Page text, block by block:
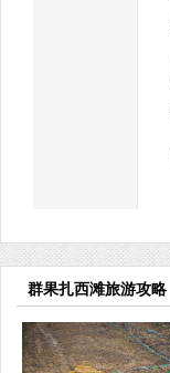
群果扎西滩旅游攻略